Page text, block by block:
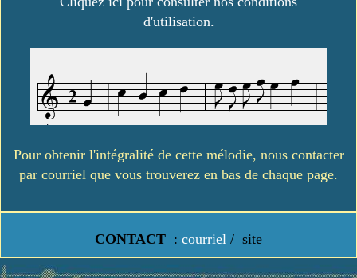
d'utilisation.
Pour obtenir l'intégralité de cette mélodie, nous contacter
par courriel que vous trouverez en bas de chaque page.
CONTACT : courriel / site
https://www.lavielledanstoussesetats.fr